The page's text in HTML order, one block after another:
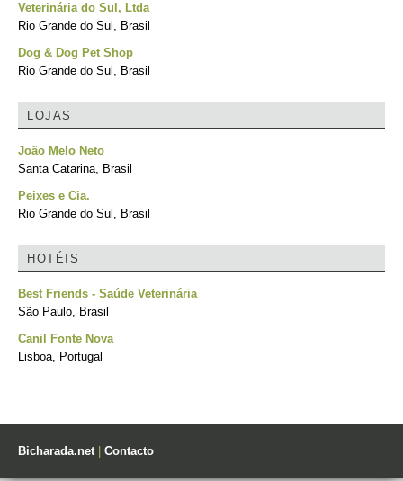
Veterinária do Sul, Ltda
Rio Grande do Sul, Brasil
Dog & Dog Pet Shop
Rio Grande do Sul, Brasil
LOJAS
João Melo Neto
Santa Catarina, Brasil
Peixes e Cia.
Rio Grande do Sul, Brasil
HOTÉIS
Best Friends - Saúde Veterinária
São Paulo, Brasil
Canil Fonte Nova
Lisboa, Portugal
Bicharada.net| Contacto